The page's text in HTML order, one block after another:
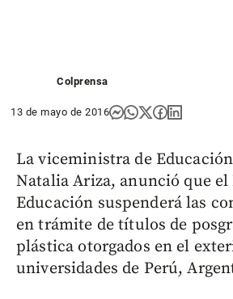
Colprensa
13 de mayo de 2016
La viceministra de
Natalia Ariza, anunció que
Educación suspenderá las
en trámite de títulos de
plástica otorgados en el
universidades de Perú,